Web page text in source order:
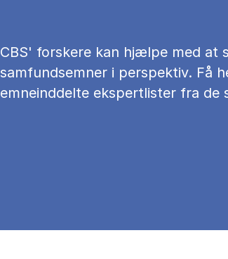
CBS' forskere kan hjælpe med at
samfundsemner i perspektiv. Få
emneinddelte ekspertlister fra de